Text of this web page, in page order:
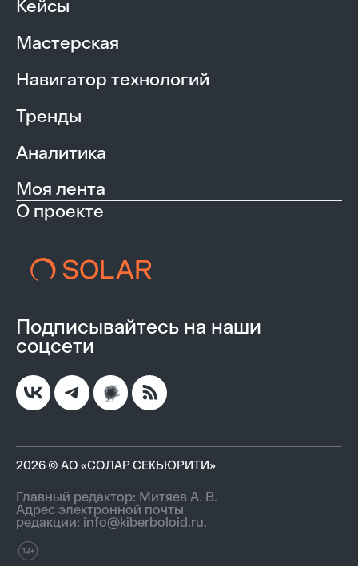
Кейсы
Мастерская
Навигатор технологий
Тренды
Аналитика
Моя лента
О проекте
Подписывайтесь на наши
соцсети
2026 © АО «СОЛАР СЕКЬЮРИТИ»
Главный редактор: Митяев А. В.
Адрес электронной почты
редакции: info@kiberboloid.ru.